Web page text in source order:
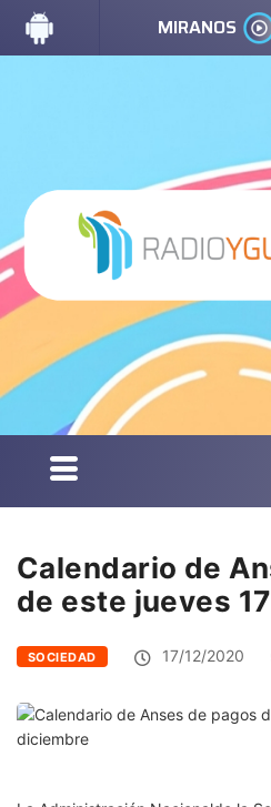
MIRANOS
Calendario de
de este jueves
SOCIEDAD 17/12/2020